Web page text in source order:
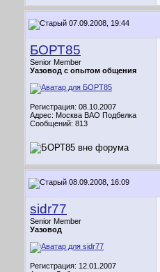
07.09.2008, 19:44
БОРТ85
Senior Member
Уазовод с опытом общения
Регистрация: 08.10.2007
Адрес: Москва ВАО Подбелка
Сообщений: 813
08.09.2008, 16:09
sidr77
Senior Member
Уазовод
Регистрация: 12.01.2007